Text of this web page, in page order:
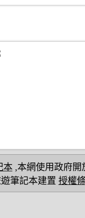
本,本網使用政府開
筆記本建置 授權